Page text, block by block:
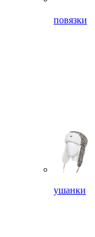
повязки
ушанки